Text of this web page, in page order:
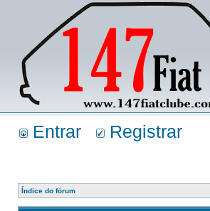
Entrar Registrar
Índice do fórum